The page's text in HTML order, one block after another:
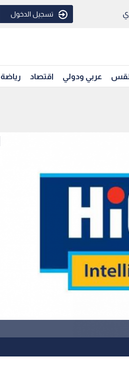
تسجيل الدخول
عربي ودولي اقتصاد رياضة